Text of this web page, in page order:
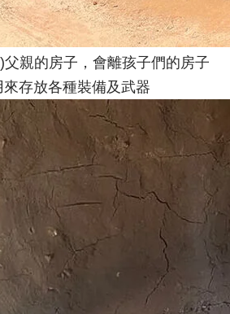
親的房子，會離孩子們的房子
存放各種裝備及武器